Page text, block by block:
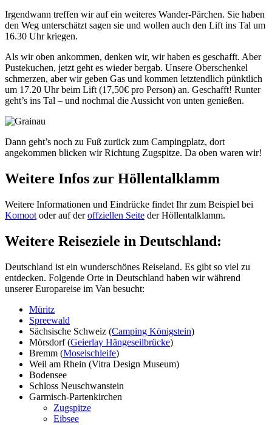
Irgendwann treffen wir auf ein weiteres Wander-Pärchen. Sie haben
den Weg unterschätzt sagen sie und wollen auch den Lift ins Tal um
16.30 Uhr kriegen.
Als wir oben ankommen, denken wir, wir haben es geschafft. Aber
Pustekuchen, jetzt geht es wieder bergab. Unsere Oberschenkel
schmerzen, aber wir geben Gas und kommen letztendlich pünktlich
um 17.20 Uhr beim Lift (17,50€ pro Person) an. Geschafft! Runter
geht’s ins Tal – und nochmal die Aussicht von unten genießen.
Dann geht’s noch zu Fuß zurück zum Campingplatz, dort
angekommen blicken wir Richtung Zugspitze. Da oben waren wir!
Weitere Infos zur Höllentalklamm
Weitere Informationen und Eindrücke findet Ihr zum Beispiel bei
Komoot oder auf deroffziellen Seite der Höllentalklamm.
Weitere Reiseziele in Deutschland:
Deutschland ist ein wunderschönes Reiseland. Es gibt so viel zu
entdecken. Folgende Orte in Deutschland haben wir während
unserer Europareise im Van besucht:
Müritz
Spreewald
Sächsische Schweiz (Camping Königstein)
Mörsdorf (Geierlay Hängeseilbrücke)
Bremm (Moselschleife)
Weil am Rhein (Vitra Design Museum)
Bodensee
Schloss Neuschwanstein
Garmisch-Partenkirchen
Zugspitze
Eibsee